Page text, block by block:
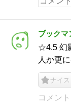
ブックマ
☆4.5 幻
人か更
ナイス
コメン